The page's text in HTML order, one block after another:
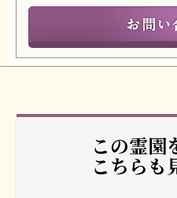
この霊園
こちらも